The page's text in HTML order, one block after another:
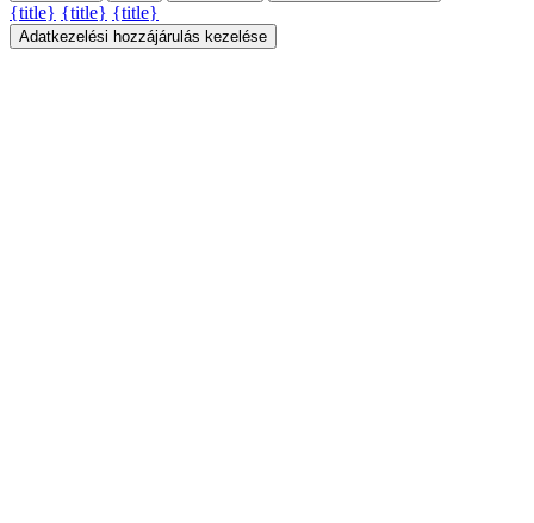
{title} {title} {title}
Adatkezelési hozzájárulás kezelése